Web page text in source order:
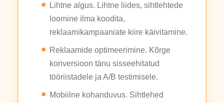
Lihtne algus. Lihtne liides, sihtlehtede
loomine ilma koodita,
reklaamikampaaniate kiire käivitamine.
Reklaamide optimeerimine. Kõrge
konversioon tänu sisseehitatud
tööriistadele ja A/B testimisele.
Mobiilne kohanduvus. Sihtlehed